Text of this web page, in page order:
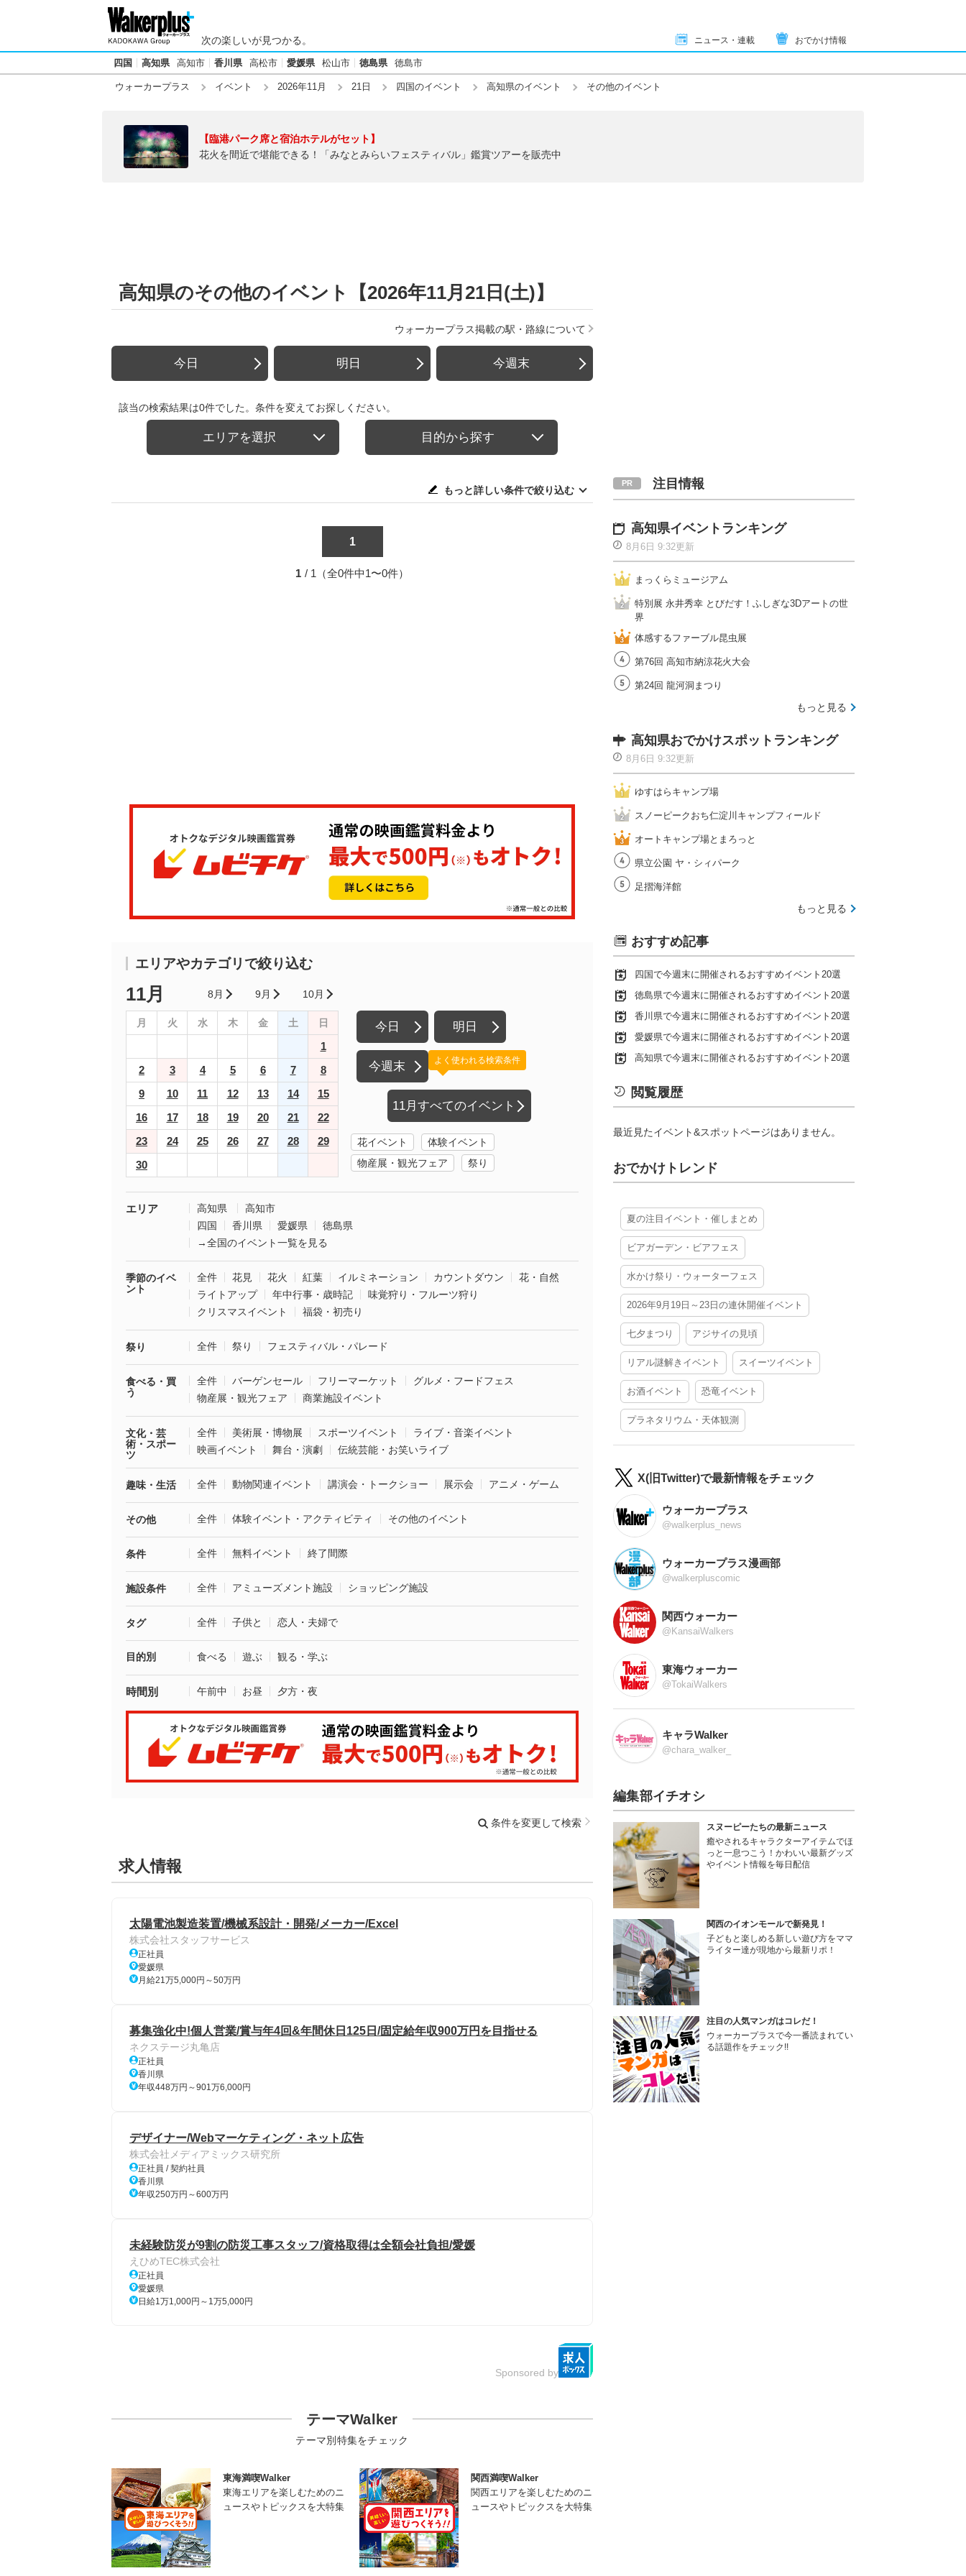
次の楽しいが見つかる。 ニュース・連載 おでかけ情報
四国 高知県 高知市 香川県 高松市 愛媛県 松山市 徳島県 徳島市
ウォーカープラス イベント 2026年11月 21日 四国のイベント 高知県のイベント その他のイベント
【臨港パーク席と宿泊ホテルがセット】
花火を間近で堪能できる！「みなとみらいフェスティバル」鑑賞ツアーを販売中
高知県のその他のイベント【2026年11月21日(土)】
ウォーカープラス掲載の駅・路線について
今日 明日 今週末
該当の検索結果は0件でした。条件を変えてお探しください。
エリアを選択 目的から探す
もっと詳しい条件で絞り込む
1
1 / 1（全0件中1〜0件）
エリアやカテゴリで絞り込む
11月 8月 9月 10月
月 火 水 木 金 土 日
1
2
3 4 5 6 7
8
9
10 11 12 13 14
15
16
17 18 19 20 21
22
23
24 25 26 27 28
29
30
今日 明日
今週末
11月すべてのイベント
よく使われる検索条件
花イベント
体験イベント
物産展・観光フェア
祭り
エリア 高知県
高知市
四国
香川県 愛媛県
徳島県
→全国のイベント一覧を見る
季節のイベ
ント
全件 花見 花火 紅葉 イルミネーション カウントダウン
花・自然
ライトアップ
年中行事・歳時記
味覚狩り・フルーツ狩り
クリスマスイベント
福袋・初売り
祭り 全件 祭り フェスティバル・パレード
食べる・買
う
全件 バーゲンセール フリーマーケット
グルメ・フードフェス
物産展・観光フェア
商業施設イベント
文化・芸
術・スポー
ツ
全件 美術展・博物展 スポーツイベント
ライブ・音楽イベント
映画イベント
舞台・演劇 伝統芸能・お笑いライブ
趣味・生活 全件 動物関連イベント 講演会・トークショー 展示会 アニメ・ゲーム
その他 全件 体験イベント・アクティビティ その他のイベント
条件 全件 無料イベント 終了間際
施設条件 全件 アミューズメント施設 ショッピング施設
タグ 全件 子供と 恋人・夫婦で
目的別 食べる 遊ぶ 観る・学ぶ
時間別 午前中 お昼 夕方・夜
条件を変更して検索
求人情報
太陽電池製造装置/機械系設計・開発/メーカー/Excel
株式会社スタッフサービス
正社員
愛媛県
月給21万5,000円～50万円
募集強化中!個人営業/賞与年4回&年間休日125日/固定給年収900万円を目指せる
ネクステージ丸亀店
正社員
香川県
年収448万円～901万6,000円
デザイナー/Webマーケティング・ネット広告
株式会社メディアミックス研究所
正社員 / 契約社員
香川県
年収250万円～600万円
未経験防災が9割の防災工事スタッフ/資格取得は全額会社負担/愛媛
えひめTEC株式会社
正社員
愛媛県
日給1万1,000円～1万5,000円
Sponsored by
テーマWalker
テーマ別特集をチェック
東海満喫Walker
東海エリアを楽しむためのニ
ュースやトピックスを大特集
関西満喫Walker
関西エリアを楽しむためのニ
ュースやトピックスを大特集
注目情報
高知県イベントランキング
8月6日 9:32更新
まっくらミュージアム
特別展 永井秀幸 とびだす！ふしぎな3Dアートの世
界
体感するファーブル昆虫展
第76回 高知市納涼花火大会
第24回 龍河洞まつり
もっと見る
高知県おでかけスポットランキング
8月6日 9:32更新
ゆすはらキャンプ場
スノーピークおち仁淀川キャンプフィールド
オートキャンプ場とまろっと
県立公園 ヤ・シィパーク
足摺海洋館
もっと見る
おすすめ記事
四国で今週末に開催されるおすすめイベント20選
徳島県で今週末に開催されるおすすめイベント20選
香川県で今週末に開催されるおすすめイベント20選
愛媛県で今週末に開催されるおすすめイベント20選
高知県で今週末に開催されるおすすめイベント20選
閲覧履歴
最近見たイベント&スポットページはありません。
おでかけトレンド
夏の注目イベント・催しまとめ
ビアガーデン・ビアフェス
水かけ祭り・ウォーターフェス
2026年9月19日～23日の連休開催イベント
七夕まつり アジサイの見頃
リアル謎解きイベント スイーツイベント
お酒イベント 恐竜イベント
プラネタリウム・天体観測
X(旧Twitter)で最新情報をチェック
ウォーカープラス
@walkerplus_news
ウォーカープラス漫画部
@walkerpluscomic
関西ウォーカー
@KansaiWalkers
東海ウォーカー
@TokaiWalkers
キャラWalker
@chara_walker_
編集部イチオシ
スヌーピーたちの最新ニュース
癒やされるキャラクターアイテムでほ
っと一息つこう！かわいい最新グッズ
やイベント情報を毎日配信
関西のイオンモールで新発見！
子どもと楽しめる新しい遊び方をママ
ライター達が現地から最新リポ！
注目の人気マンガはコレだ！
ウォーカープラスで今一番読まれてい
る話題作をチェック!!